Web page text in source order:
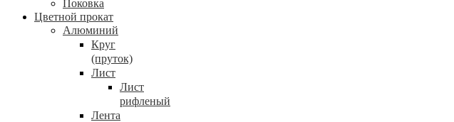
Поковка
Цветной прокат
Алюминий
Круг
(пруток)
Лист
Лист
рифленый
Лента